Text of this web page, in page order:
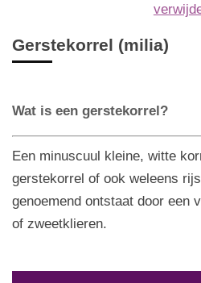
Gerstekorrel (milia)
Wat is een gerstekorrel?
Een minuscuul kleine, witte
gerstekorrel of ook weleens
genoemend ontstaat door een
of zweetklieren.